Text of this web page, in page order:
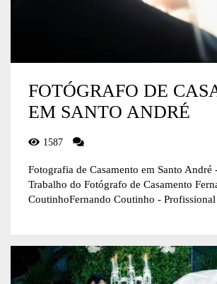
FOTÓGRAFO DE
EM SANTO ANDRÉ
1587
Fotografia de Casamento em Santo André
Trabalho do Fotógrafo de Casamento
CoutinhoFernando Coutinho -